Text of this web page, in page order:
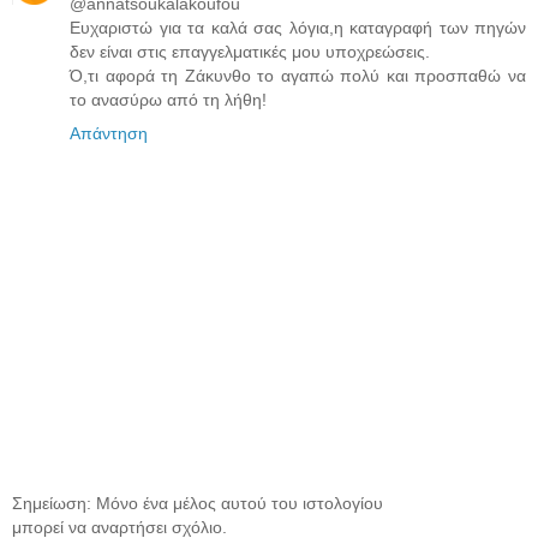
Ευχαριστώ για τα καλά σας λόγια,η καταγραφή των πηγών
δεν είναι στις επαγγελματικές μου υποχρεώσεις.
Ό,τι αφορά τη Ζάκυνθο το αγαπώ πολύ και προσπαθώ να
το ανασύρω από τη λήθη!
Απάντηση
Σημείωση: Μόνο ένα μέλος αυτού του ιστολογίου
μπορεί να αναρτήσει σχόλιο.